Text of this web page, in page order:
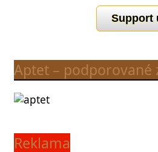
Support
Aptet – podporované
Reklama